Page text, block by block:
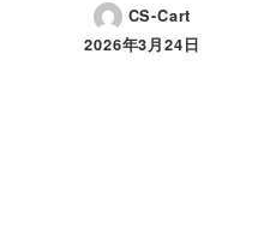
CS-Cart
投稿日
2026年3月24日